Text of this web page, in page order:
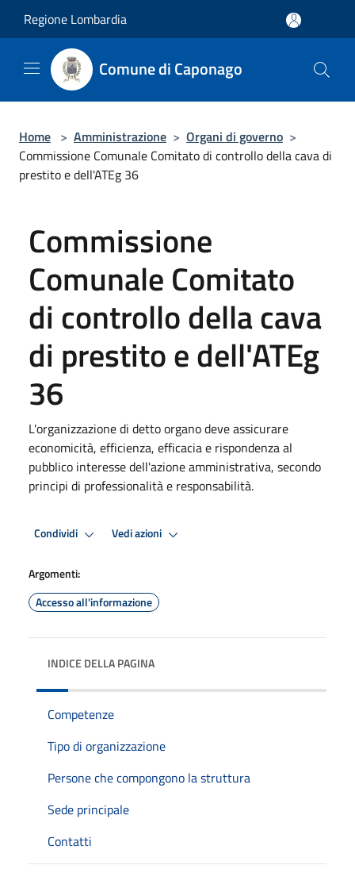
Regione Lombardia
Comune di Caponago
Home > Amministrazione > Organi di governo >
Commissione Comunale Comitato di controllo della cava di
prestito e dell'ATEg 36
Commissione
Comunale Comitato
di controllo della cava
di prestito e dell'ATEg
36
L'organizzazione di detto organo deve assicurare
economicità, efficienza, efficacia e rispondenza al
pubblico interesse dell'azione amministrativa, secondo
principi di professionalità e responsabilità.
Condividi Vedi azioni
Argomenti:
Accesso all'informazione
INDICE DELLA PAGINA
Competenze
Tipo di organizzazione
Persone che compongono la struttura
Sede principale
Contatti